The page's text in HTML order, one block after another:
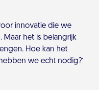
innovatie die we
het is belangrijk
Hoe kan het
we echt nodig?’